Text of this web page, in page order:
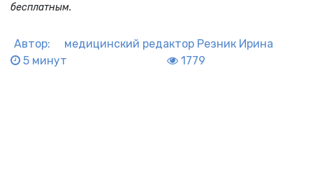
бесплатным.
Автор: медицинский редактор Резник Ирина
5 минут
1779